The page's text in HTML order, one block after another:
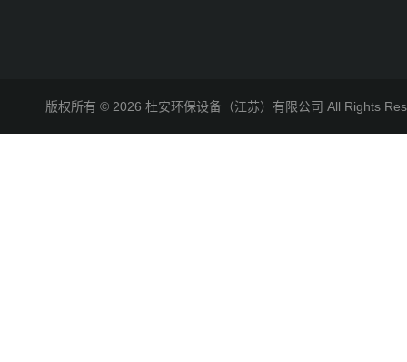
版权所有 © 2026 杜安环保设备（江苏）有限公司 All Rights